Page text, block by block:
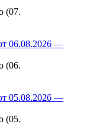
(07.
06.08.2026 —
(06.
05.08.2026 —
(05.